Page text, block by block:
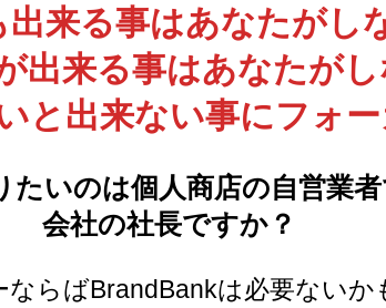
出来る事はあなたがし
出来る事はあなたが
と出来ない事にフォ
たいのは個人商店の自営業者
会社の社長ですか？
ならばBrandBankは必要ない